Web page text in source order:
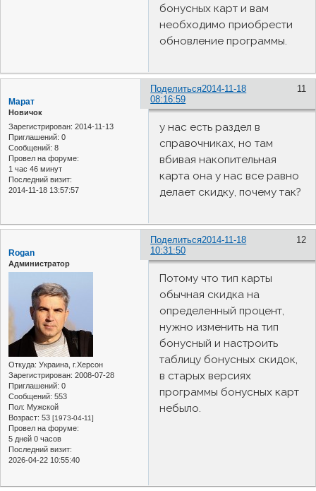
бонусных карт и вам
необходимо приобрести
обновление программы.
Поделиться 11
2014-11-18
08:16:59
Марат
Новичок
Зарегистрирован: 2014-11-13
Приглашений: 0
Сообщений: 8
Провел на форуме:
1 час 46 минут
Последний визит:
2014-11-18 13:57:57
у нас есть раздел в
справочниках, но там
вбивая накопительная
карта она у нас все равно
делает скидку, почему так?
Поделиться 12
2014-11-18
10:31:50
Rogan
Администратор
Откуда: Украина, г.Херсон
Зарегистрирован: 2008-07-28
Приглашений: 0
Сообщений: 553
Пол: Мужской
Возраст: 53 [1973-04-11]
Провел на форуме:
5 дней 0 часов
Последний визит:
2026-04-22 10:55:40
Потому что тип карты
обычная скидка на
определенный процент,
нужно изменить на тип
бонусный и настроить
таблицу бонусных скидок,
в старых версиях
программы бонусных карт
небыло.